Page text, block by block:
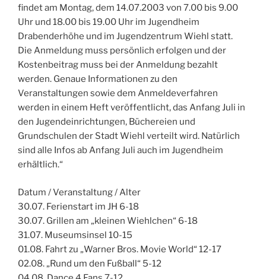
findet am Montag, dem 14.07.2003 von 7.00 bis 9.00
Uhr und 18.00 bis 19.00 Uhr im Jugendheim
Drabenderhöhe und im Jugendzentrum Wiehl statt.
Die Anmeldung muss persönlich erfolgen und der
Kostenbeitrag muss bei der Anmeldung bezahlt
werden. Genaue Informationen zu den
Veranstaltungen sowie dem Anmeldeverfahren
werden in einem Heft veröffentlicht, das Anfang Juli in
den Jugendeinrichtungen, Büchereien und
Grundschulen der Stadt Wiehl verteilt wird. Natürlich
sind alle Infos ab Anfang Juli auch im Jugendheim
erhältlich.“
Datum / Veranstaltung / Alter
30.07. Ferienstart im JH 6-18
30.07. Grillen am „kleinen Wiehlchen“ 6-18
31.07. Museumsinsel 10-15
01.08. Fahrt zu „Warner Bros. Movie World“ 12-17
02.08. „Rund um den Fußball“ 5-12